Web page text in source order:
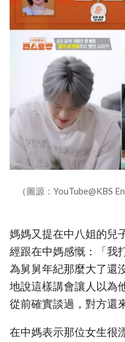
（圖源：YouTube@KBS
媽媽又提在中八姐的兒
經跟在中媽感慨：「我
為舅舅年紀那麼大了還
地說這樣講會讓人以為
從前確實談過，對方還
在中媽表示那位女生很